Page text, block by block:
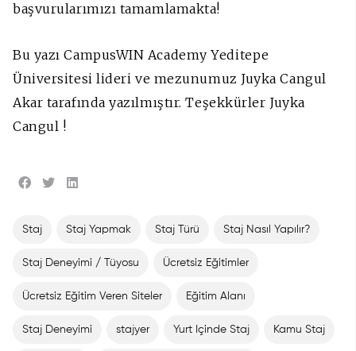
başvurularımızı tamamlamakta!
Bu yazı CampusWIN Academy Yeditepe
Üniversitesi lideri ve mezunumuz Juyka Cangul
Akar tarafında yazılmıştır. Teşekkürler Juyka
Cangul !
Staj Staj Yapmak Staj Türü Staj Nasıl Yapılır?
Staj Deneyimi / Tüyosu Ücretsiz Eğitimler
Ücretsiz Eğitim Veren Siteler Eğitim Alanı
Staj Deneyimi stajyer Yurt Içinde Staj Kamu Staj